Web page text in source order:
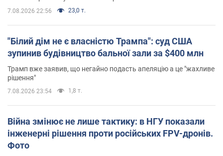
7.08.2026 22:56 23,0 т.
"Білий дім не є власністю Трампа": суд США
зупинив будівництво бальної зали за $400 млн
Трамп вже заявив, що негайно подасть апеляцію а це "жахливе
рішення"
7.08.2026 23:54 1,8 т.
Війна змінює не лише тактику: в НГУ показали
інженерні рішення проти російських FPV-дронів.
Фото